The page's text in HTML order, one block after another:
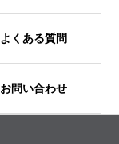
よくある質問
お問い合わせ